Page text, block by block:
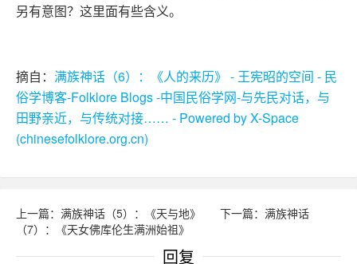
另有意图？这里面有些含义。
摘自： 满族神话（6）：《人的来历》 - 王宪昭的空间 - 民
俗学博客-Folklore Blogs -中国民俗学网-与先民对话，与
田野亲近，与传统对接…… - Powered by X-Space
(chinesefolklore.org.cn)
上一篇：满族神话（5）：《天与地》
下一篇：满族神话
（7）：《天女佛库伦生满洲始祖》
回复